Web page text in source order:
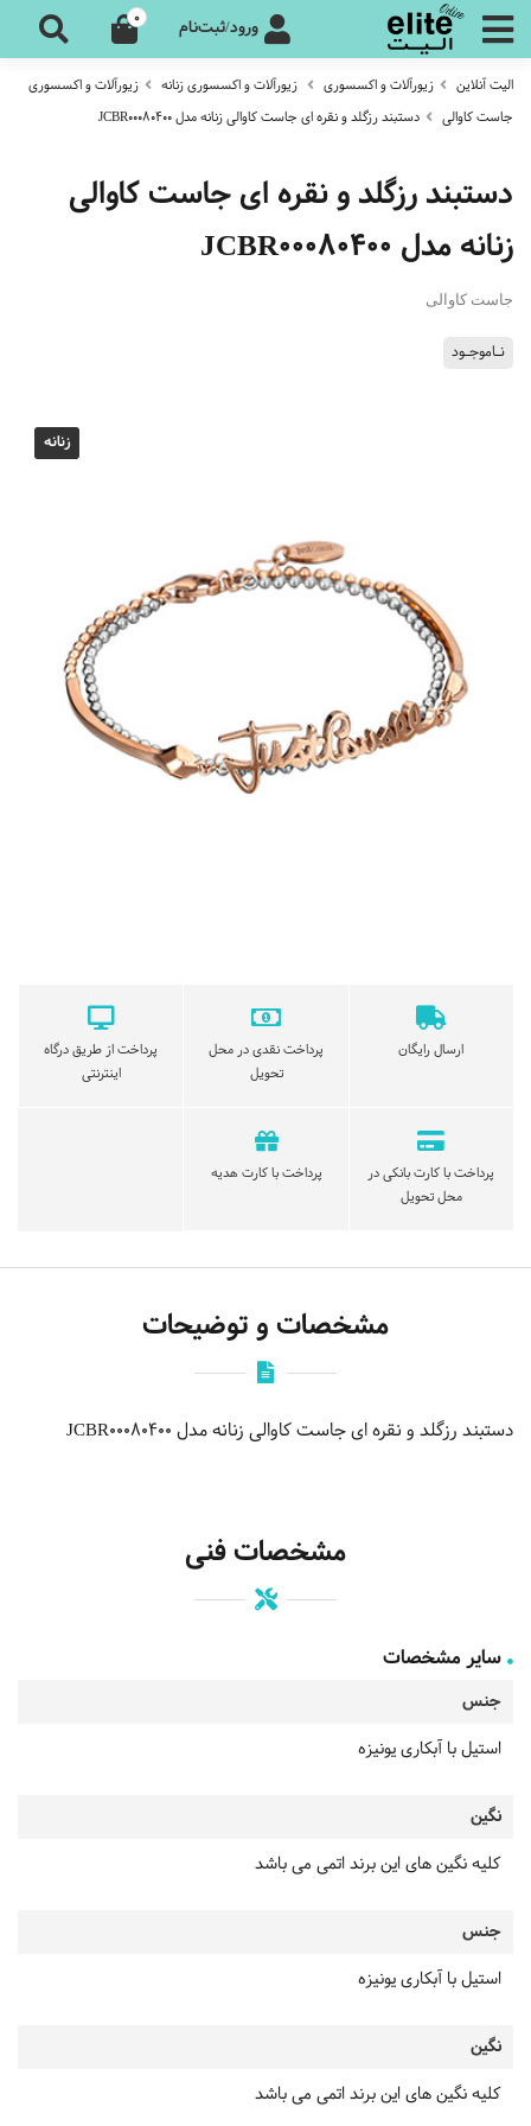
ورود/ثبت‌نام 0
الیت آنلاین زیورآلات و اکسسوری زیورآلات و اکسسوری زنانه
زیورآلات و اکسسوری
جاست کاوالی
دستبند رزگلد و نقره ای جاست کاوالی زنانه مدل JCBR00080400
دستبند رزگلد و نقره ای جاست کاوالی
زنانه مدل JCBR00080400
جاست کاوالی
نـاموجـود
زنانه
ارسال رایگان
پرداخت نقدی در محل
تحویل
پرداخت از طریق درگاه
اینترنتی
پرداخت با کارت بانکی در
محل تحویل
پرداخت با کارت هدیه
مشخصات و توضیحات
دستبند رزگلد و نقره ای جاست کاوالی زنانه مدل JCBR00080400
مشخصات فنی
سایر مشخصات
جنس
استیل با آبکاری یونیزه
نگین
کلیه نگین های این برند اتمی می باشد
جنس
استیل با آبکاری یونیزه
نگین
کلیه نگین های این برند اتمی می باشد